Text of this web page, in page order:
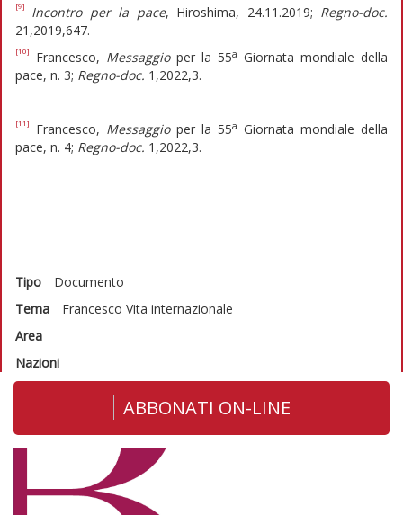
[9] Incontro per la pace, Hiroshima, 24.11.2019; Regno-doc.
21,2019,647.
[10] Francesco, Messaggio per la 55a Giornata mondiale della
pace, n. 3; Regno-doc. 1,2022,3.
[11] Francesco, Messaggio per la 55a Giornata mondiale della
pace, n. 4; Regno-doc. 1,2022,3.
Tipo
Documento
Tema
Francesco Vita internazionale
Area
Nazioni
ABBONATI ON-LINE